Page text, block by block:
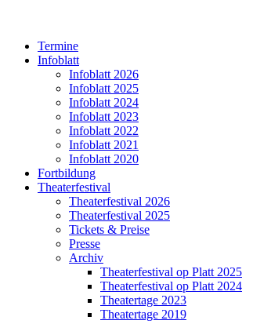
Termine
Infoblatt
Infoblatt 2026
Infoblatt 2025
Infoblatt 2024
Infoblatt 2023
Infoblatt 2022
Infoblatt 2021
Infoblatt 2020
Fortbildung
Theaterfestival
Theaterfestival 2026
Theaterfestival 2025
Tickets & Preise
Presse
Archiv
Theaterfestival op Platt 2025
Theaterfestival op Platt 2024
Theatertage 2023
Theatertage 2019